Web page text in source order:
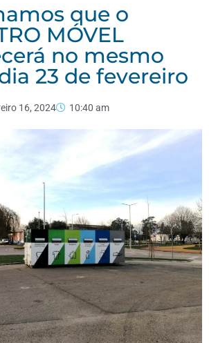
que o
MÓVEL
no mesmo
23 de fevereiro
16, 2024 10:40 am